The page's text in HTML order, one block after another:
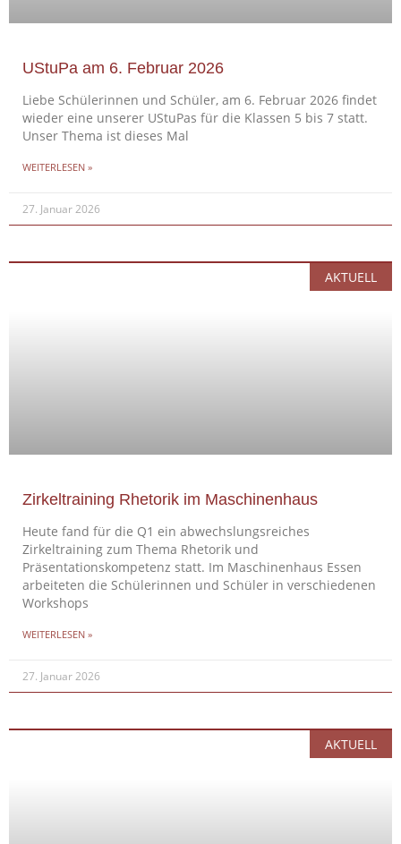
UStuPa am 6. Februar 2026
Liebe Schülerinnen und Schüler, am 6. Februar 2026 findet
wieder eine unserer UStuPas für die Klassen 5 bis 7 statt.
Unser Thema ist dieses Mal
WEITERLESEN »
27. Januar 2026
AKTUELL
Zirkeltraining Rhetorik im Maschinenhaus
Heute fand für die Q1 ein abwechslungsreiches
Zirkeltraining zum Thema Rhetorik und
Präsentationskompetenz statt. Im Maschinenhaus Essen
arbeiteten die Schülerinnen und Schüler in verschiedenen
Workshops
WEITERLESEN »
27. Januar 2026
AKTUELL